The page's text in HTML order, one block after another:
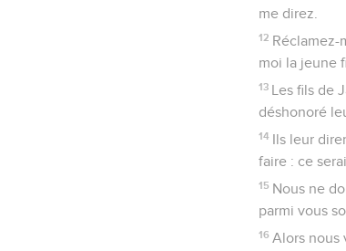
me direz.
12
moi la jeune
13
Les fils de
déshonoré
14
Ils leur
faire : ce
15 Nous ne
parmi vous
16 Alors nous